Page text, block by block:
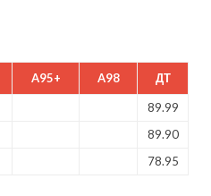
A95+ A98 ДТ
89.99
89.90
78.95